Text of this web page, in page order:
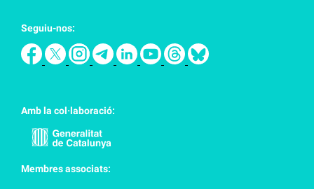
Seguiu-nos:
Amb la col·laboració:
Membres associats: